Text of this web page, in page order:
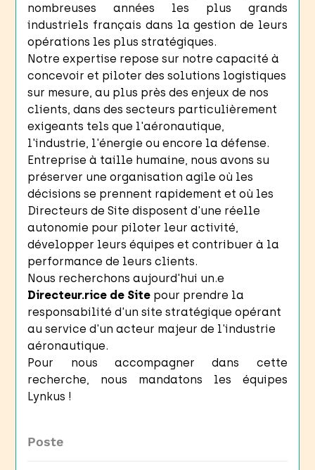
nombreuses années les plus grands
industriels français dans la gestion de leurs
opérations les plus stratégiques.
Notre expertise repose sur notre capacité à
concevoir et piloter des solutions logistiques
sur mesure, au plus près des enjeux de nos
clients, dans des secteurs particulièrement
exigeants tels que l'aéronautique,
l'industrie, l'énergie ou encore la défense.
Entreprise à taille humaine, nous avons su
préserver une organisation agile où les
décisions se prennent rapidement et où les
Directeurs de Site disposent d'une réelle
autonomie pour piloter leur activité,
développer leurs équipes et contribuer à la
performance de leurs clients.
Nous recherchons aujourd'hui un.e
Directeur.rice de Site pour prendre la
responsabilité d'un site stratégique opérant
au service d'un acteur majeur de l'industrie
aéronautique.
Pour nous accompagner dans cette
recherche, nous mandatons les équipes
Lynkus !
Poste